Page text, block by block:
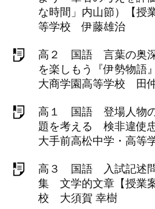
な時間」内山節）【授
等学校 伊藤雄治
高２ 国語 言葉の奥
を楽しもう『伊勢物語
大商学園高等学校 田
高１ 国語 登場人物の
題を考える 検非違使
大手前高松中学・高
高３ 国語 入試記述
集 文学的文章【授業
校 大須賀 幸樹